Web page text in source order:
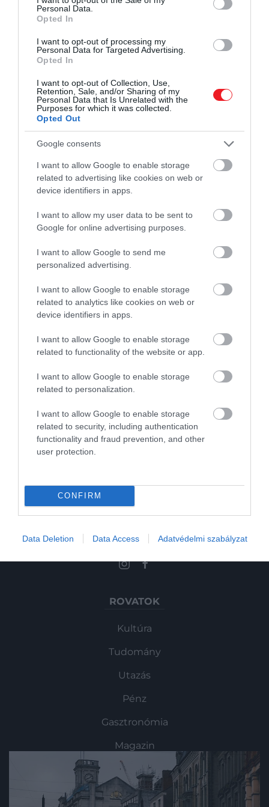
Personal Data.
Opted In
I want to opt-out of processing my
Personal Data for Targeted Advertising.
Opted In
I want to opt-out of Collection, Use,
Retention, Sale, and/or Sharing of my
Personal Data that Is Unrelated with the
Purposes for which it was collected.
Opted Out
Google consents
I want to allow Google to enable storage
related to advertising like cookies on web or
device identifiers in apps.
I want to allow my user data to be sent to
Google for online advertising purposes.
I want to allow Google to send me
personalized advertising.
I want to allow Google to enable storage
related to analytics like cookies on web or
device identifiers in apps.
I want to allow Google to enable storage
related to functionality of the website or app.
I want to allow Google to enable storage
related to personalization.
I want to allow Google to enable storage
related to security, including authentication
functionality and fraud prevention, and other
user protection.
CONFIRM
Data Deletion Data Access Adatvédelmi szabályzat
Mint minden évben, úgy idén is elkészült
kiderül, mely európai városokat tartják az
ott élők a legbiztonságosabbaknak. Az
élen – nem meglepő módon – egy
skandináv főváros végzett,
összességében pedig elmondható, hogy
a nagyvárosok csúnyán megbuktak.
2024. FEBRUÁR 22. ● HAMU ÉS GYÉMÁNT
Jelenleg északon találjuk az
legbiztonságosabb…
HAMU ÉS GYÉMÁNT
és ismerd meg a Hamu és Gyémánt világát!
ROVATOK
Kultúra
Tudomány
Utazás
Pénz
Gasztronómia
Magazin
HG MEDIA